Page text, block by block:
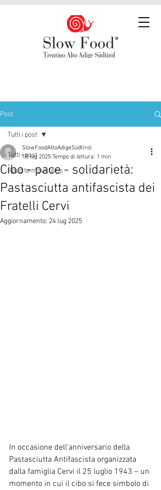
Post
Tutti i post
Road to mountains
Tutti i post
Cibo - pace - solidarietà:
Pastasciutta antifascista dei
Fratelli Cervi
SlowFoodAltoAdigeSüdtirol
18 lug 2025 Tempo di lettura: 1 min
Aggiornamento: 24 lug 2025
In occasione dell’anniversario della
Pastasciutta Antifascista organizzata
dalla famiglia Cervi il 25 luglio 1943 – un
momento in cui il cibo si fece simbolo di